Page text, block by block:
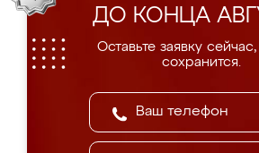
ДО КОНЦА
Оставьте заявку
сохранится.